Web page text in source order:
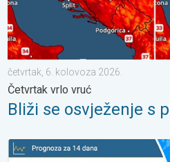
četvrtak, 6. kolovoza 2026.
Četvrtak vrlo vruć
Bliži se osvježenje s
Ljeto u punom sjaju – Sunce i